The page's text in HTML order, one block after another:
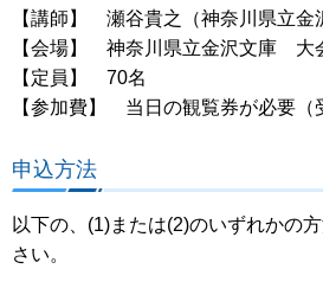
【講師】 瀬谷貴之（神奈川県立金
【会場】 神奈川県立金沢文庫 大
【定員】 70名
【参加費】 当日の観覧券が必要（
申込方法
以下の、(1)または(2)のいずれかの
さい。